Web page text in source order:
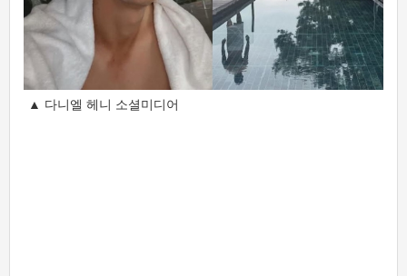
▲ 다니엘 헤니 소셜미디어